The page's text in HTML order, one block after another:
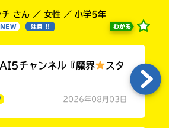
チ さん ／ 女性 ／ 小学5年
NEW 注目 !! わかる
チャンネル『魔界
スタ
2026年08月03日